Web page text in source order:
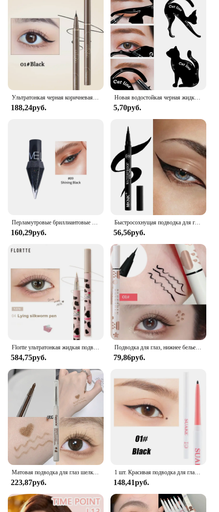
Ультратонкая черная коричневая подводка для глаз, водостойкая стойкая гладкая подводка для глаз из шелкопряда, фотокарандаши
188,24руб.
Новая водостойкая черная жидкая подводка для глаз, карандаш для макияжа больших глаз, долговечная подводка для глаз, гладкая, быстросохнущая, косметический инструмент для глаз
5,70руб.
Перламутровые бриллиантовые золотые жидкие тени для век, подводка для глаз, водостойкая блестящая подводка для глаз, розовое золото, белая подводка для глаз, ручка, корейский макияж
160,29руб.
Быстросохнущая подводка для глаз, карандаш для макияжа, долговечная гладкая матовая подводка для глаз, водостойкая жидкая подводка для глаз с защитой от размазывания, ручка для глаз, косметика
56,56руб.
Flortte ультратонкая жидкая подводка для глаз и Лежащая шелковая ручка водостойкая долговечная подводка для глаз без пятен карандаш-аппликатор
584,75руб.
Подводка для глаз, нижнее белье из шелкопряда, не размазывается, тонкая натуральная Водостойкая Подводка для глаз, красивый макияж
79,86руб.
Матовая подводка для глаз шелкопряда, гелевая ручка, водостойкая, не цветущая, быстросохнущая подводка для глаз, карандаш для чая, коричневые тени для век, ручка для макияжа
223,87руб.
1 шт. Красивая подводка для глаз Карандаш подводка для глаз гелевая ручка водостойкая стойкая черная коричневая подводка для глаз для начинающих макияж глаз
148,41руб.